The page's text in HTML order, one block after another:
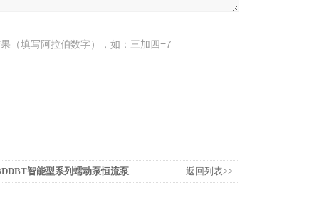
（填写阿拉伯数字），如：三加四=7
智能型系列蠕动泵恒流泵 返回列表>>